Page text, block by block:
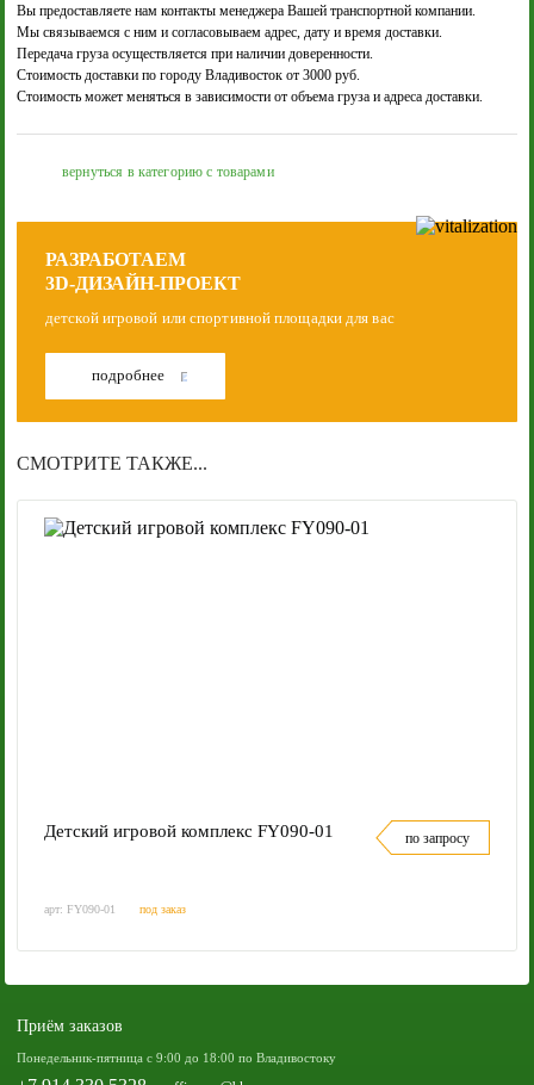
Вы предоставляете нам контакты менеджера Вашей транспортной компании.
Мы связываемся с ним и согласовываем адрес, дату и время доставки.
Передача груза осуществляется при наличии доверенности.
Стоимость доставки по городу Владивосток от 3000 руб.
Стоимость может меняться в зависимости от объема груза и адреса доставки.
вернуться в категорию с товарами
РАЗРАБОТАЕМ
3D-ДИЗАЙН-ПРОЕКТ
детской игровой или спортивной площадки для вас
подробнее
СМОТРИТЕ ТАКЖЕ...
Детский игровой комплекс FY090-01 по запросу
арт: FY090-01 под заказ
Приём заказов
Понедельник-пятница с 9:00 до 18:00 по Владивостоку